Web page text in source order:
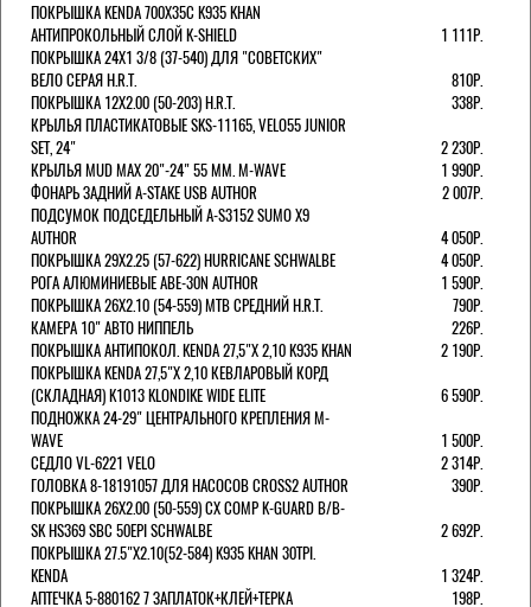
ПОКРЫШКА KENDA 700Х35С K935 KHAN
АНТИПРОКОЛЬНЫЙ СЛОЙ K-SHIELD
1 111Р.
ПОКРЫШКА 24X1 3/8 (37-540) ДЛЯ "СОВЕТСКИХ"
ВЕЛО СЕРАЯ H.R.T.
810Р.
ПОКРЫШКА 12X2.00 (50-203) H.R.T.
338Р.
КРЫЛЬЯ ПЛАСТИКАТОВЫЕ SKS-11165, VELO55 JUNIOR
SET, 24"
2 230Р.
КРЫЛЬЯ MUD MAX 20"-24" 55 ММ. M-WAVE
1 990Р.
ФОНАРЬ ЗАДНИЙ A-STAKE USB AUTHOR
2 007Р.
ПОДСУМОК ПОДСЕДЕЛЬНЫЙ A-S3152 SUMO X9
AUTHOR
4 050Р.
ПОКРЫШКА 29X2.25 (57-622) HURRICANE SCHWALBE
4 050Р.
РОГА АЛЮМИНИЕВЫЕ ABE-30N AUTHOR
1 590Р.
ПОКРЫШКА 26X2.10 (54-559) MTB СРЕДНИЙ H.R.T.
790Р.
КАМЕРА 10" АВТО НИППЕЛЬ
226Р.
ПОКРЫШКА АНТИПОКОЛ. KENDA 27,5"Х 2,10 K935 KHAN
2 190Р.
ПОКРЫШКА KENDA 27,5"Х 2,10 КЕВЛАРОВЫЙ КОРД
(СКЛАДНАЯ) K1013 KLONDIKE WIDE ELITE
6 590Р.
ПОДНОЖКА 24-29" ЦЕНТРАЛЬНОГО КРЕПЛЕНИЯ M-
WAVE
1 500Р.
СЕДЛО VL-6221 VELO
2 314Р.
ГОЛОВКА 8-18191057 ДЛЯ НАСОСОВ CROSS2 AUTHOR
390Р.
ПОКРЫШКА 26X2.00 (50-559) CX COMP K-GUARD B/B-
SK HS369 SBC 50EPI SCHWALBE
2 692Р.
ПОКРЫШКА 27.5"Х2.10(52-584) K935 KHAN 30TPI.
KENDA
1 324Р.
АПТЕЧКА 5-880162 7 ЗАПЛАТОК+КЛЕЙ+ТЕРКА
198Р.